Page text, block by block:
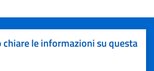
chiare le informazioni su questa